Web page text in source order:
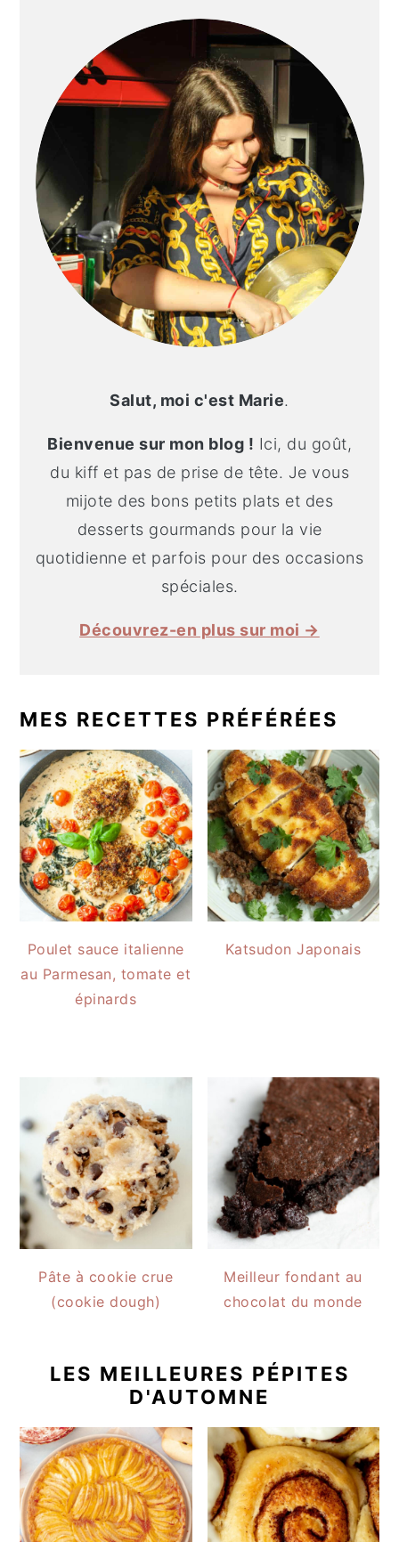
LATÉRALE
PRINCIPALE
Salut, moi c'est Marie.
Bienvenue sur mon blog ! Ici, du goût,
du kiff et pas de prise de tête. Je vous
mijote des bons petits plats et des
desserts gourmands pour la vie
quotidienne et parfois pour des occasions
spéciales.
Découvrez-en plus sur moi →
MES RECETTES PRÉFÉRÉES
Poulet sauce italienne
au Parmesan, tomate et
épinards
Katsudon Japonais
Pâte à cookie crue
(cookie dough)
Meilleur fondant au
chocolat du monde
LES MEILLEURES PÉPITES
D'AUTOMNE